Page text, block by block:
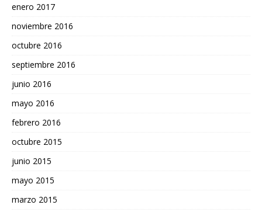
enero 2017
noviembre 2016
octubre 2016
septiembre 2016
junio 2016
mayo 2016
febrero 2016
octubre 2015
junio 2015
mayo 2015
marzo 2015